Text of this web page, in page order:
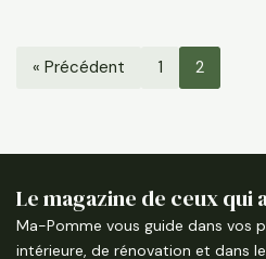
« Précédent 1 2
Le magazine de ceux qui
Ma-Pomme vous guide dans vos
intérieure, de rénovation et dans